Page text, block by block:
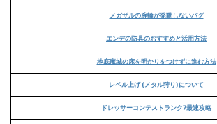
メガザルの腕輪が発動しないバグ
エンデの防具のおすすめと活用方法
地底魔城の床を明かりをつけずに進む方法
レベル上げ (メタル狩り)について
ドレッサーコンテストランク7最速攻略